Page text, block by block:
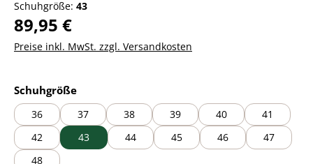
Schuhgröße: 43
Regulärer Preis:
89,95 €
Preise inkl. MwSt. zzgl. Versandkosten
Schuhgrößeauswählen
36 37 38 39 40
41
42
43 44 45 46
47
48